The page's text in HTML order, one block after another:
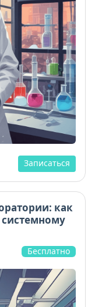
Записаться
как
Бесплатно